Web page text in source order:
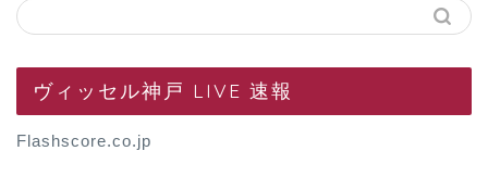
ヴィッセル神戸 LIVE 速報
Flashscore.co.jp